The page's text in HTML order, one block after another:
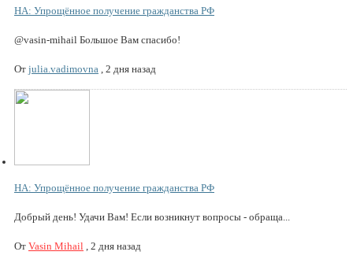
НА: Упрощённое получение гражданства РФ
@vasin-mihail Большое Вам спасибо!
От julia.vadimovna , 2 дня назад
НА: Упрощённое получение гражданства РФ
Добрый день! Удачи Вам! Если возникнут вопросы - обраща...
От Vasin Mihail , 2 дня назад